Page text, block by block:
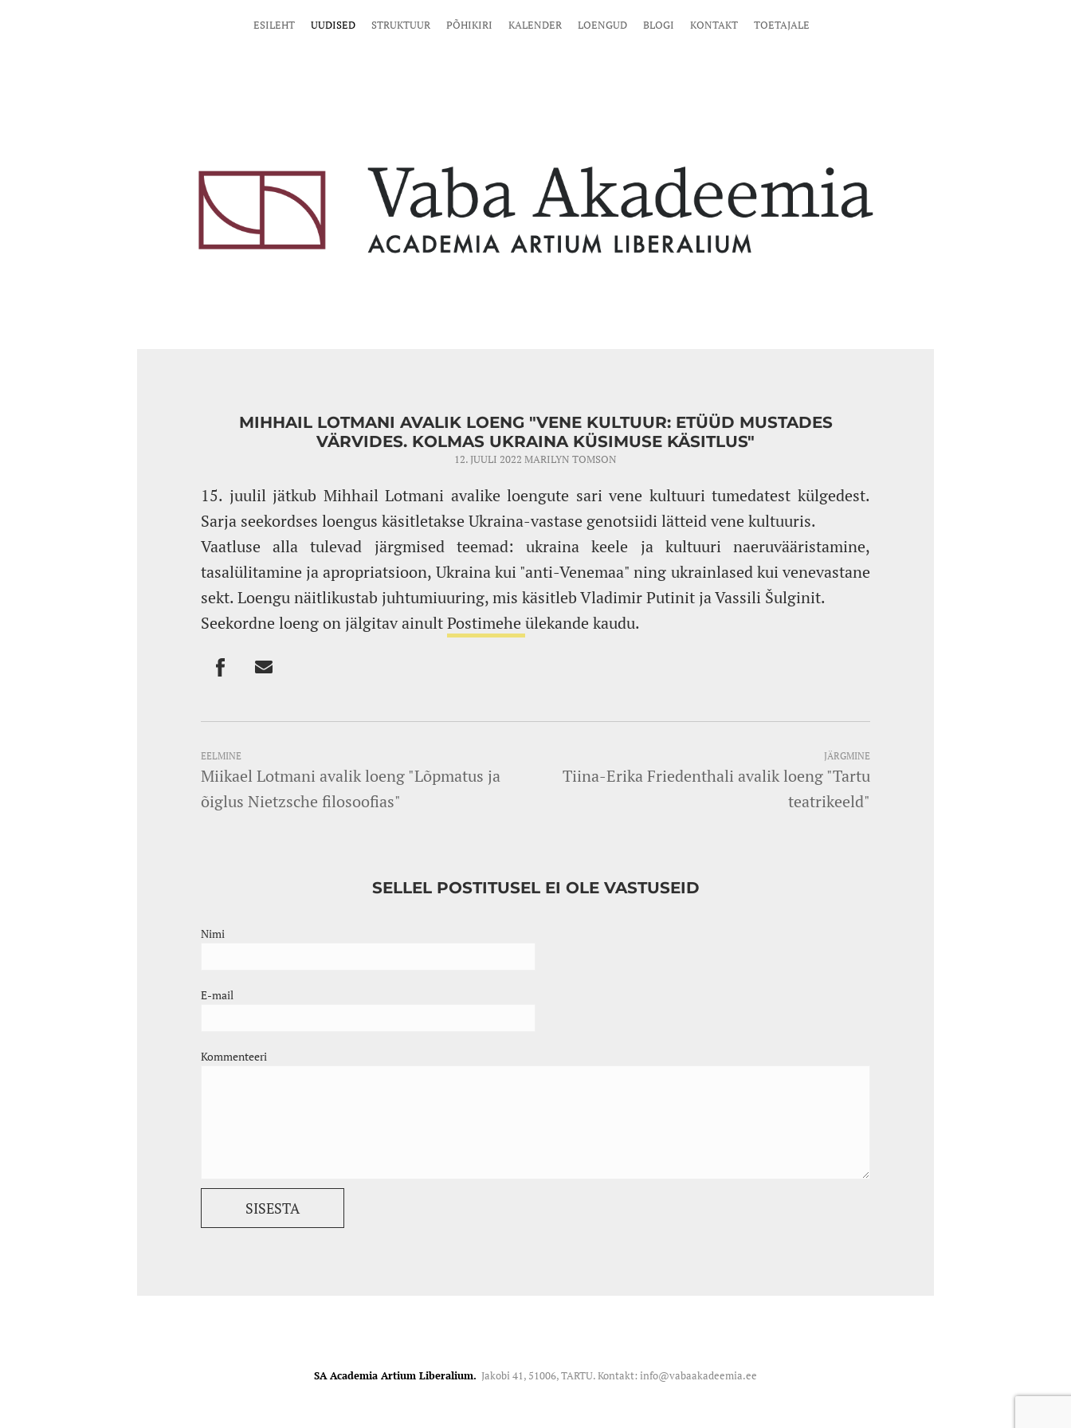
ESILEHT UUDISED STRUKTUUR PÕHIKIRI KALENDER LOENGUD BLOGI KONTAKT TOETAJALE
MIHHAIL LOTMANI AVALIK LOENG "VENE KULTUUR: ETÜÜD MUSTADES
VÄRVIDES. KOLMAS UKRAINA KÜSIMUSE KÄSITLUS"
12. JUULI 2022 MARILYN TOMSON
15. juulil jätkub Mihhail Lotmani avalike loengute sari vene kultuuri tumedatest külgedest.
Sarja seekordses loengus käsitletakse Ukraina-vastase genotsiidi lätteid vene kultuuris.
Vaatluse alla tulevad järgmised teemad: ukraina keele ja kultuuri naeruvääristamine,
tasalülitamine ja apropriatsioon, Ukraina kui "anti-Venemaa" ning ukrainlased kui venevastane
sekt. Loengu näitlikustab juhtumiuuring, mis käsitleb Vladimir Putinit ja Vassili Šulginit.
Seekordne loeng on jälgitav ainultPostimehe ülekande kaudu.
EELMINE
Miikael Lotmani avalik loeng "Lõpmatus ja
õiglus Nietzsche filosoofias"
JÄRGMINE
Tiina-Erika Friedenthali avalik loeng "Tartu
teatrikeeld"
SELLEL POSTITUSEL EI OLE VASTUSEID
Nimi
E-mail
Kommenteeri
SA Academia Artium Liberalium. Jakobi 41, 51006, TARTU. Kontakt: info@vabaakadeemia.ee